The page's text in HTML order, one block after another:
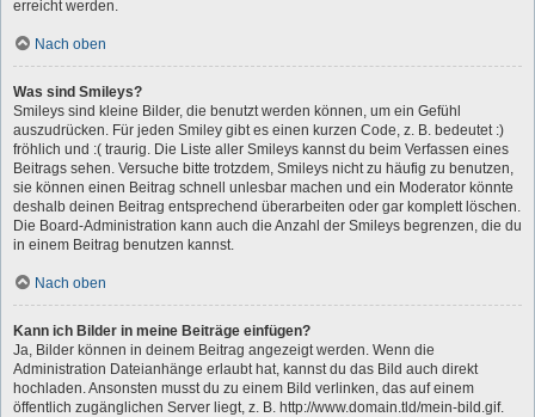
erreicht werden.
Nach oben
Was sind Smileys?
Smileys sind kleine Bilder, die benutzt werden können, um ein Gefühl
auszudrücken. Für jeden Smiley gibt es einen kurzen Code, z. B. bedeutet :)
fröhlich und :( traurig. Die Liste aller Smileys kannst du beim Verfassen eines
Beitrags sehen. Versuche bitte trotzdem, Smileys nicht zu häufig zu benutzen,
sie können einen Beitrag schnell unlesbar machen und ein Moderator könnte
deshalb deinen Beitrag entsprechend überarbeiten oder gar komplett löschen.
Die Board-Administration kann auch die Anzahl der Smileys begrenzen, die du
in einem Beitrag benutzen kannst.
Nach oben
Kann ich Bilder in meine Beiträge einfügen?
Ja, Bilder können in deinem Beitrag angezeigt werden. Wenn die
Administration Dateianhänge erlaubt hat, kannst du das Bild auch direkt
hochladen. Ansonsten musst du zu einem Bild verlinken, das auf einem
öffentlich zugänglichen Server liegt, z. B. http://www.domain.tld/mein-bild.gif.